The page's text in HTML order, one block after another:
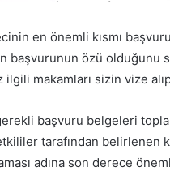
en önemli kısmı
başvurunun özü
makamları sizin vize
başvuru belgeleri
tarafından belirlenen
adına son derece